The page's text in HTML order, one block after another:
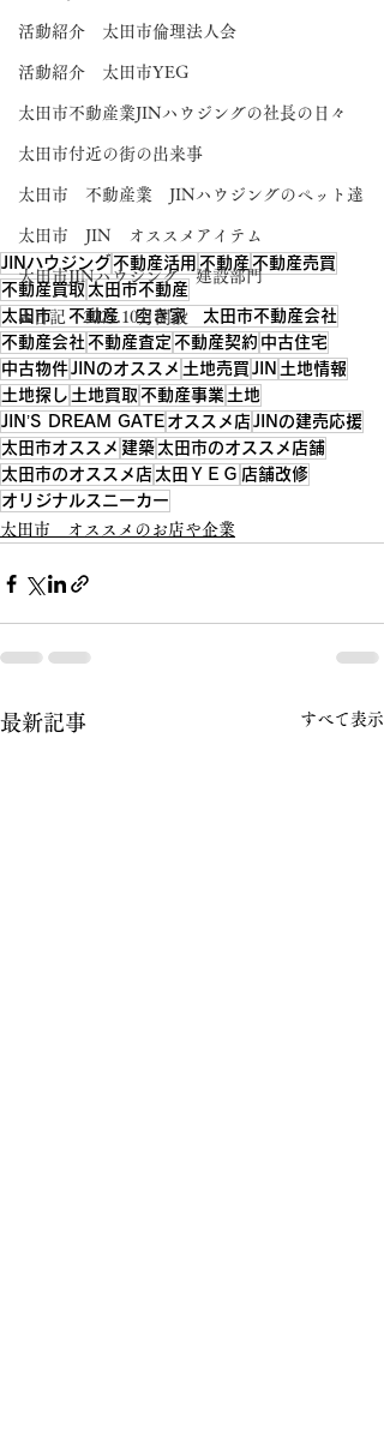
活動紹介 太田市倫理法人会
活動紹介 太田市YEG
太田市不動産業JINハウジングの社長の日々
太田市付近の街の出来事
太田市 不動産業 JINハウジングのペット達
太田市 JIN オススメアイテム
太田市JINハウジング 建設部門
⛳日記 2025.10月開設
JINハウジング 不動産活用 不動産不動産売買
不動産買取 太田市不動産
太田市 不動産 空き家 太田市不動産会社
不動産会社 不動産査定 不動産契約 中古住宅
中古物件JINのオススメ 土地売買 JIN 土地情報
土地探し 土地買取 不動産事業 土地
JIN’S DREAM GATE オススメ店 JINの建売応援
太田市オススメ 建築 太田市のオススメ店舗
太田市のオススメ店 太田ＹＥＧ 店舗改修
オリジナルスニーカー
太田市 オススメのお店や企業
最新記事 すべて表示